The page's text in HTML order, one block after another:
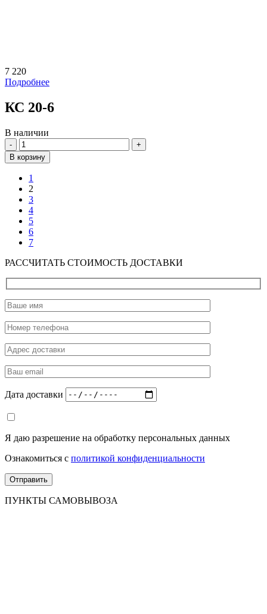
7 220
Подробнее
КС 20-6
В наличии
Количество
В корзину
1
2
3
4
5
6
7
РАССЧИТАТЬ СТОИМОСТЬ ДОСТАВКИ
Дата доставки
Я даю разрешение на обработку персональных данных
Ознакомиться с политикой конфиденциальности
ПУНКТЫ САМОВЫВОЗА